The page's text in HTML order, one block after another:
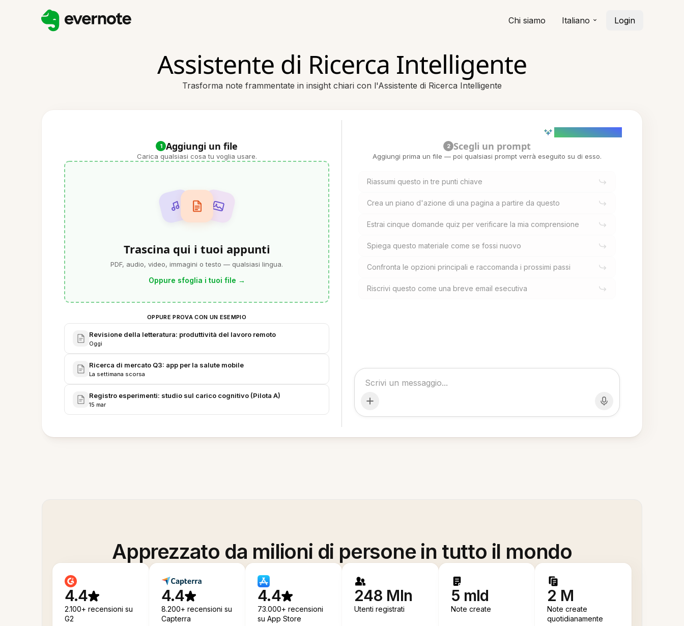
Chi siamo Italiano Login
Assistente di Ricerca Intelligente
Trasforma note frammentate in insight chiari con l'Assistente di Ricerca Intelligente
1 Aggiungi un file
Carica qualsiasi cosa tu voglia usare.
Trascina qui i tuoi appunti
PDF, audio, video, immagini o testo — qualsiasi lingua.
Oppure sfoglia i tuoi file →
OPPURE PROVA CON UN ESEMPIO
Revisione della letteratura: produttività del lavoro remoto
Oggi
Ricerca di mercato Q3: app per la salute mobile
La settimana scorsa
Registro esperimenti: studio sul carico cognitivo (Pilota A)
15 mar
2 Scegli un prompt
Aggiungi prima un file — poi qualsiasi prompt verrà eseguito su di esso.
Riassumi questo in tre punti chiave
Crea un piano d'azione di una pagina a partire da questo
Estrai cinque domande quiz per verificare la mia comprensione
Spiega questo materiale come se fossi nuovo
Confronta le opzioni principali e raccomanda i prossimi passi
Riscrivi questo come una breve email esecutiva
Apprezzato da milioni di persone in tutto il mondo
4.4
2.100+ recensioni su
G2
4.4
8.200+ recensioni su
Capterra
4.4
73.000+ recensioni
su App Store
248 Mln
Utenti registrati
5 mld
Note create
2 M
Note create
quotidianamente